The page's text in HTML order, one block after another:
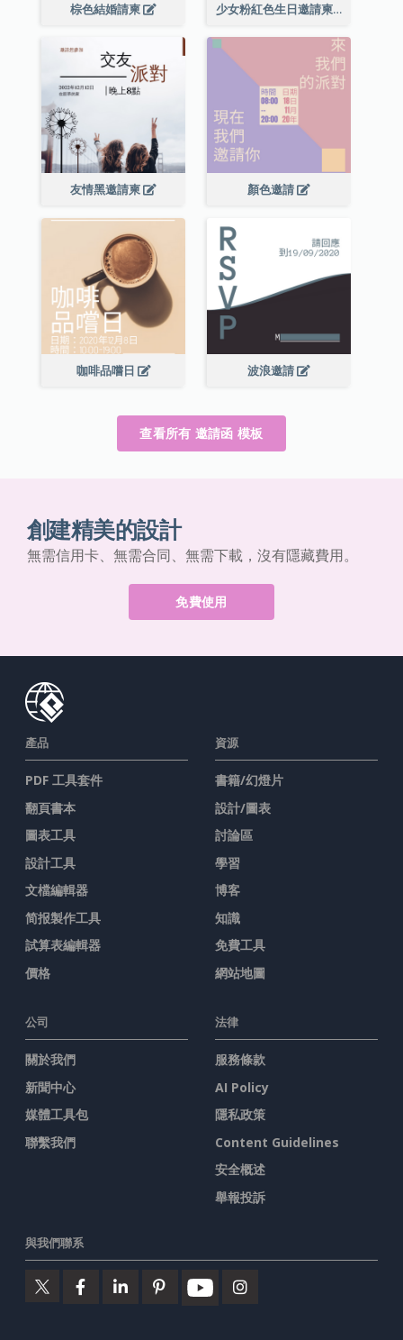
棕色結婚請柬 少女粉紅色生日邀請柬
友情黑邀請柬 顏色邀請
咖啡品嚐日 波浪邀請
查看所有 邀請函 模板
創建精美的設計
無需信用卡、無需合同、無需下載，沒有隱藏費用。
免費使用
產品
PDF 工具套件
翻頁書本
圖表工具
設計工具
文檔編輯器
简报製作工具
試算表編輯器
價格
資源
書籍/幻燈片
設計/圖表
討論區
學習
博客
知識
免費工具
網站地圖
公司
關於我們
新聞中心
媒體工具包
聯繫我們
法律
服務條款
AI Policy
隱私政策
Content Guidelines
安全概述
舉報投訴
與我們聯系